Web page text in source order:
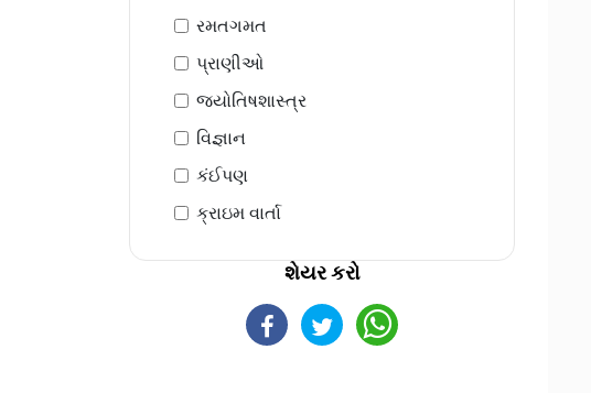
રમતગમત
પ્રાણીઓ
જ્યોતિષશાસ્ત્ર
વિજ્ઞાન
કંઈપણ
ક્રાઇમ વાર્તા
શેયર કરો